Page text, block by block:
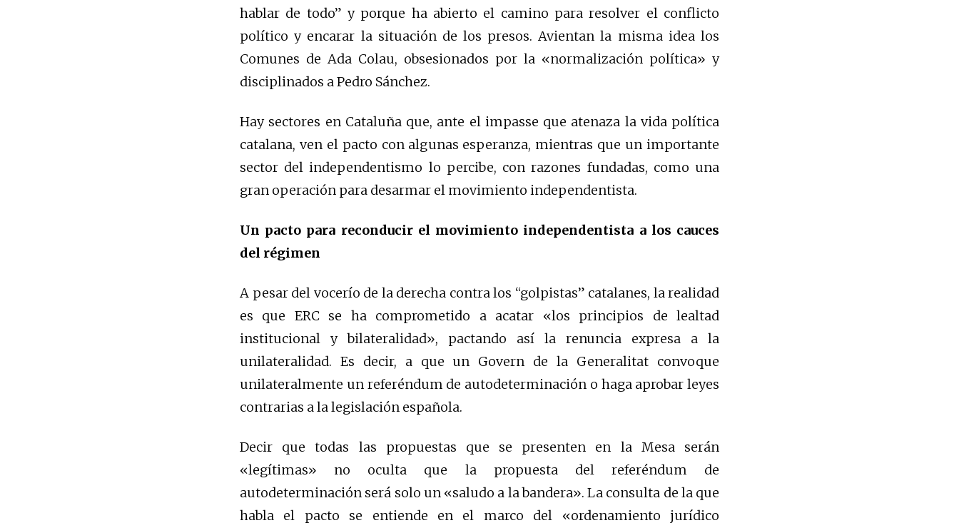
hablar de todo” y porque ha abierto el camino para resolver el conflicto
político y encarar la situación de los presos. Avientan la misma idea los
Comunes de Ada Colau, obsesionados por la «normalización política» y
disciplinados a Pedro Sánchez.
Hay sectores en Cataluña que, ante el impasse que atenaza la vida política
catalana, ven el pacto con algunas esperanza, mientras que un importante
sector del independentismo lo percibe, con razones fundadas, como una
gran operación para desarmar el movimiento independentista.
Un pacto para reconducir el movimiento independentista a los cauces
del régimen
A pesar del vocerío de la derecha contra los “golpistas” catalanes, la realidad
es que ERC se ha comprometido a acatar «los principios de lealtad
institucional y bilateralidad», pactando así la renuncia expresa a la
unilateralidad. Es decir, a que un Govern de la Generalitat convoque
unilateralmente un referéndum de autodeterminación o haga aprobar leyes
contrarias a la legislación española.
Decir que todas las propuestas que se presenten en la Mesa serán
«legítimas» no oculta que la propuesta del referéndum de
autodeterminación será solo un «saludo a la bandera». La consulta de la que
habla el pacto se entiende en el marco del «ordenamiento jurídico